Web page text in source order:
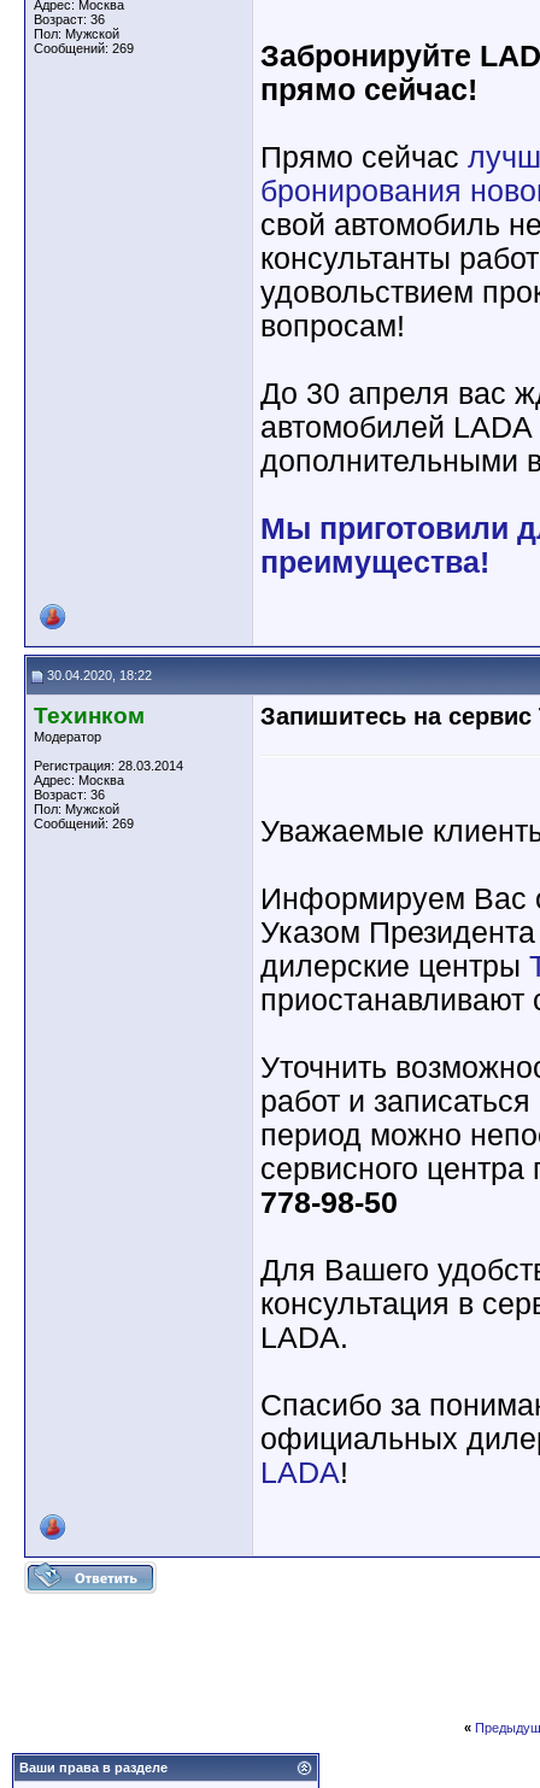
Адрес: Москва
Возраст: 36
Пол: Мужской
Сообщений: 269
Забронируйте
прямо сейчас!
Прямо сейчас
бронирования
свой автомобиль
консультанты
удовольствием
вопросам!
До 30 апреля вас
автомобилей
дополнительными
Мы приготовили
преимущества!
30.04.2020, 18:22
Техинком
Модератор
Регистрация: 28.03.2014
Адрес: Москва
Возраст: 36
Пол: Мужской
Сообщений: 269
Запишитесь на
Уважаемые
Информируем Вас
Указом
дилерские центры
приостанавливают
Уточнить
работ и
период можно
сервисного
778-98-50
Для Вашего
консультация в
LADA.
Спасибо за
официальных
LADA!
«
Ваши права в разделе